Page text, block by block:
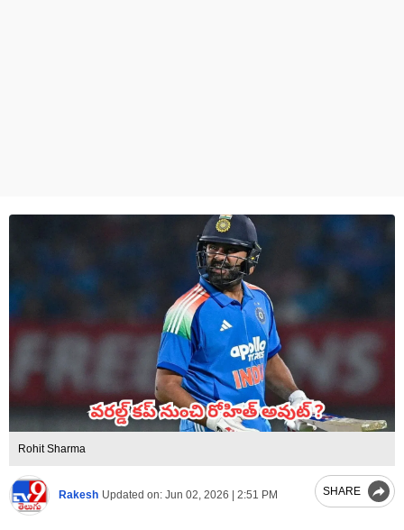
Rohit Sharma
Rakesh Updated on: Jun 02, 2026 | 2:51 PM SHARE